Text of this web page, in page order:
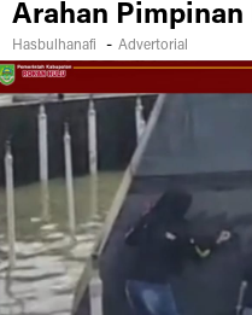
Arahan Pimpinan
Hasbulhanafi - Advertorial